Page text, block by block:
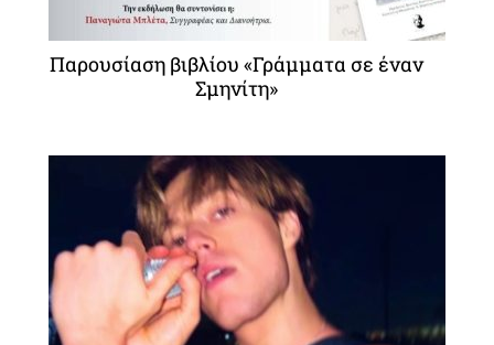
Παρουσίαση βιβλίου «Γράμματα σε έναν
Σμηνίτη»